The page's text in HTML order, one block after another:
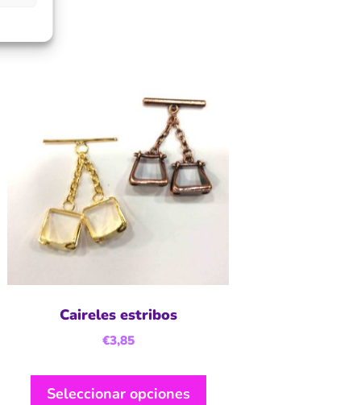
Caireles estribos
€3,85
Seleccionar opciones